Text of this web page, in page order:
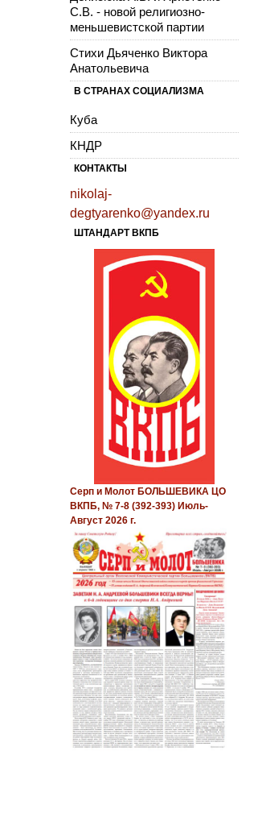
С.В. - новой религиозно-
меньшевистской партии
Стихи Дьяченко Виктора
Анатольевича
В СТРАНАХ СОЦИАЛИЗМА
Куба
КНДР
КОНТАКТЫ
nikolaj-
degtyarenko@yandex.ru
ШТАНДАРТ ВКПБ
Серп и Молот БОЛЬШЕВИКА ЦО
ВКПБ, № 7-8 (392-393) Июль-
Август 2026 г.